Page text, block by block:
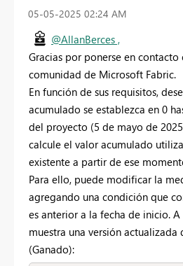
‎05-05-2025 02:24 AM
@AllanBerces ,
Gracias por ponerse en
comunidad de Microsoft Fabric.
En función de sus requisitos,
acumulado se establezca en 0
del proyecto (5 de mayo de
calcule el valor acumulado
existente a partir de ese
Para ello, puede modificar la
agregando una condición que
es anterior a la fecha de inicio.
muestra una versión actualizada
(Ganado):